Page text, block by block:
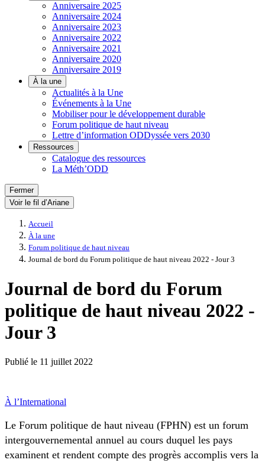
Anniversaire 2025
Anniversaire 2024
Anniversaire 2023
Anniversaire 2022
Anniversaire 2021
Anniversaire 2020
Anniversaire 2019
À la une
Actualités à la Une
Événements à la Une
Mobiliser pour le développement durable
Forum politique de haut niveau
Lettre d’information ODDyssée vers 2030
Ressources
Catalogue des ressources
La Méth’ODD
Fermer
Voir le fil d’Ariane
Accueil
À la une
Forum politique de haut niveau
Journal de bord du Forum politique de haut niveau 2022 - Jour 3
Journal de bord du Forum
politique de haut niveau 2022 -
Jour 3
Publié le 11 juillet 2022
À l’International
Le Forum politique de haut niveau (FPHN) est un forum
intergouvernemental annuel au cours duquel les pays
examinent et rendent compte des progrès accomplis vers la